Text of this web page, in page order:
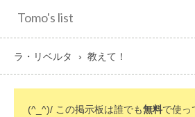
Tomo's list
ラ・リベルタ 教えて！
(^_^)/ この掲示板は誰でも無料で使っ